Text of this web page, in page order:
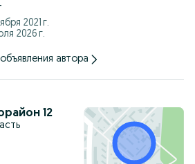
2021 г.
2026 г.
автора
12